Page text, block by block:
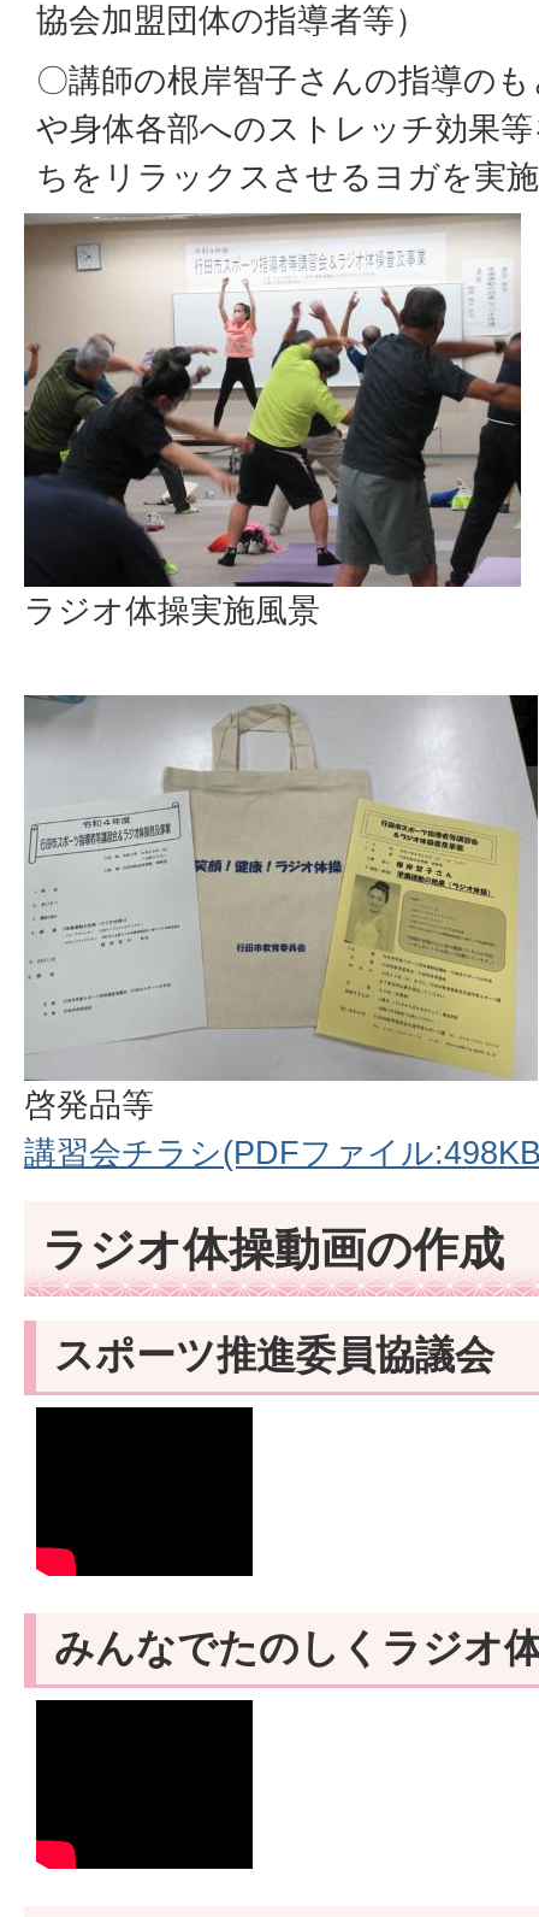
協会加盟団体の指導者等）
〇講師の根岸智子さんの指導の
や身体各部へのストレッチ効果
ちをリラックスさせるヨガを実
ラジオ体操実施風景
啓発品等
講習会チラシ(PDFファイル
ラジオ体操動画の作成
スポーツ推進委員協議会
みんなでたのしくラジオ